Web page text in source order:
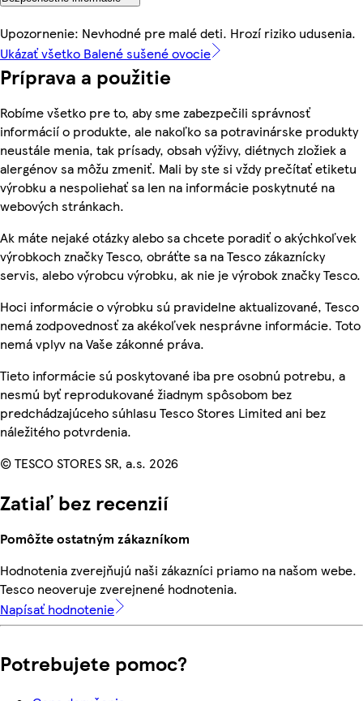
Upozornenie: Nevhodné pre malé deti. Hrozí riziko udusenia.
Ukázať všetko Balené sušené ovocie
Príprava a použitie
Robíme všetko pre to, aby sme zabezpečili správnosť
informácií o produkte, ale nakoľko sa potravinárske produkty
neustále menia, tak prísady, obsah výživy, diétnych zložiek a
alergénov sa môžu zmeniť. Mali by ste si vždy prečítať etiketu
výrobku a nespoliehať sa len na informácie poskytnuté na
webových stránkach.
Ak máte nejaké otázky alebo sa chcete poradiť o akýchkoľvek
výrobkoch značky Tesco, obráťte sa na Tesco zákaznícky
servis, alebo výrobcu výrobku, ak nie je výrobok značky Tesco.
Hoci informácie o výrobku sú pravidelne aktualizované, Tesco
nemá zodpovednosť za akékoľvek nesprávne informácie. Toto
nemá vplyv na Vaše zákonné práva.
Tieto informácie sú poskytované iba pre osobnú potrebu, a
nesmú byť reprodukované žiadnym spôsobom bez
predchádzajúceho súhlasu Tesco Stores Limited ani bez
náležitého potvrdenia.
© TESCO STORES SR, a.s. 2026
Zatiaľ bez recenzií
Pomôžte ostatným zákazníkom
Hodnotenia zverejňujú naši zákazníci priamo na našom webe.
Tesco neoveruje zverejnené hodnotenia.
Napísať hodnotenie
Potrebujete pomoc?